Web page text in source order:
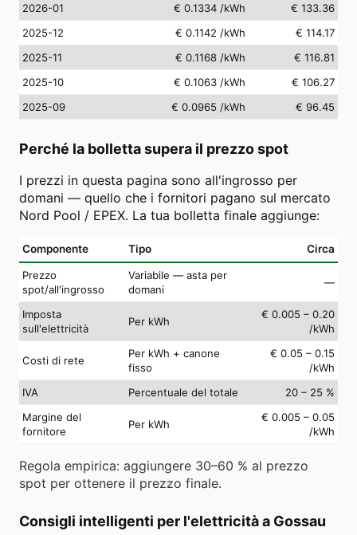
2026-01
€ 0.1334 /kWh
€ 133.36
2025-12
€ 0.1142 /kWh
€ 114.17
2025-11
€ 0.1168 /kWh
€ 116.81
2025-10
€ 0.1063 /kWh
€ 106.27
2025-09
€ 0.0965 /kWh € 96.45
Perché la bolletta supera il prezzo spot
I prezzi in questa pagina sono all'ingrosso per
domani — quello che i fornitori pagano sul mercato
Nord Pool / EPEX. La tua bolletta finale aggiunge:
Componente Tipo Circa
Prezzo
spot/all'ingrosso
Variabile — asta per
domani
—
Imposta
sull'elettricità
Per kWh
€ 0.005 – 0.20
/kWh
Costi di rete
Per kWh + canone
fisso
€ 0.05 – 0.15
/kWh
IVA
Percentuale del totale
20 – 25 %
Margine del
fornitore
Per kWh
€ 0.005 – 0.05
/kWh
Regola empirica: aggiungere 30–60 % al prezzo
spot per ottenere il prezzo finale.
Consigli intelligenti per l'elettricità a Gossau